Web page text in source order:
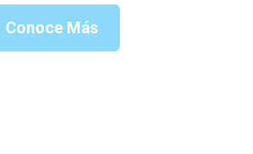
Conoce Más